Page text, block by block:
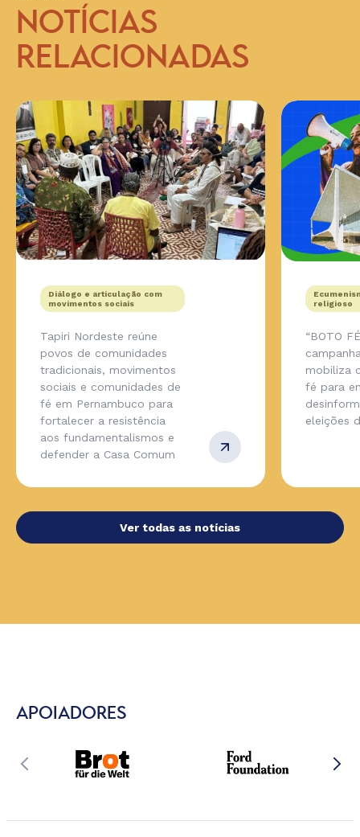
NOTÍCIAS
RELACIONADAS
Diálogo e articulação com
movimentos sociais
Tapiri Nordeste reúne
povos de comunidades
tradicionais, movimentos
sociais e comunidades de
fé em Pernambuco para
fortalecer a resistência
aos fundamentalismos e
defender a Casa Comum
religioso
“BOTO
mobiliza
fé para
eleições
Ver todas as notícias
APOIADORES